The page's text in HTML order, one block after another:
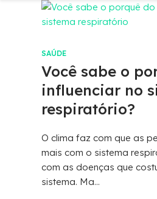
SAÚDE
Você sabe o
influenciar no
respiratório?
O clima faz com que as
mais com o sistema
com as doenças que
sistema. Ma...